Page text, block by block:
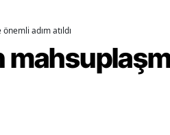
adım atıldı